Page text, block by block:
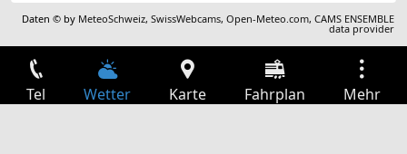
Daten © by MeteoSchweiz,SwissWebcams,Open-Meteo.com,CAMS ENSEMBLE
data provider
Tel Wetter Karte Fahrplan Mehr